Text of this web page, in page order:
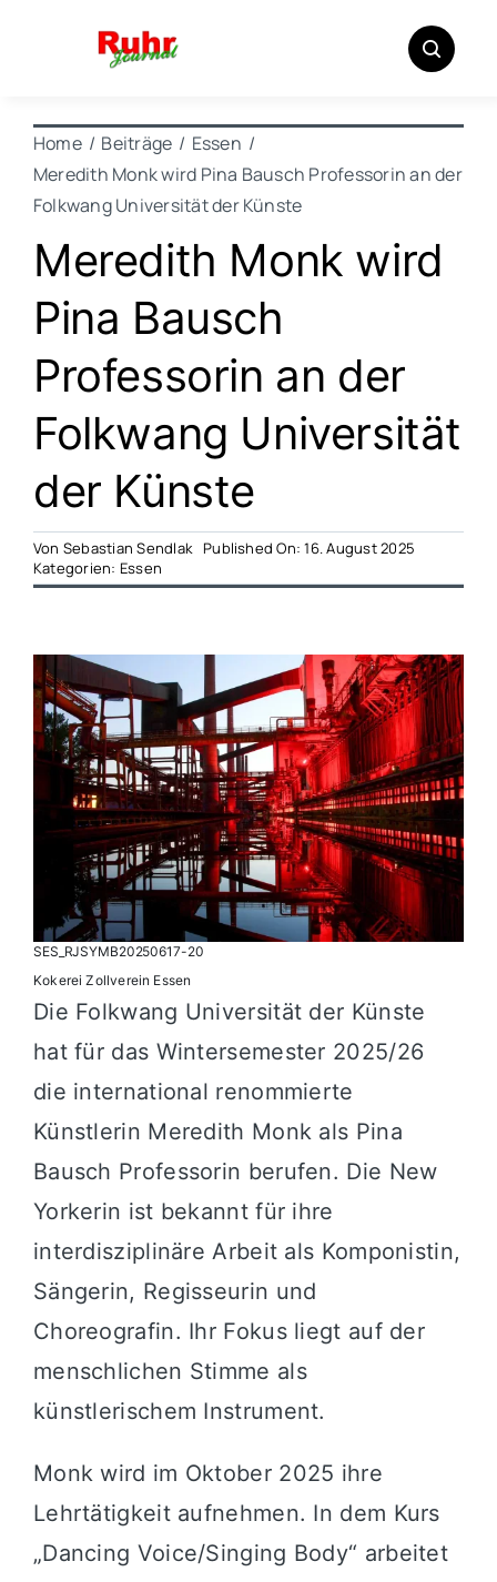
Home Beiträge
Essen
Meredith Monk wird Pina Bausch Professorin an der
Folkwang Universität der Künste
Meredith Monk wird
Pina Bausch
Professorin an der
Folkwang Universität
der Künste
Von Sebastian Sendlak Published On: 16. August 2025
Kategorien: Essen
SES_RJSYMB20250617-20
Kokerei Zollverein Essen
Die Folkwang Universität der Künste
hat für das Wintersemester 2025/26
die international renommierte
Künstlerin Meredith Monk als Pina
Bausch Professorin berufen. Die New
Yorkerin ist bekannt für ihre
interdisziplinäre Arbeit als Komponistin,
Sängerin, Regisseurin und
Choreografin. Ihr Fokus liegt auf der
menschlichen Stimme als
künstlerischem Instrument.
Monk wird im Oktober 2025 ihre
Lehrtätigkeit aufnehmen. In dem Kurs
„Dancing Voice/Singing Body“ arbeitet